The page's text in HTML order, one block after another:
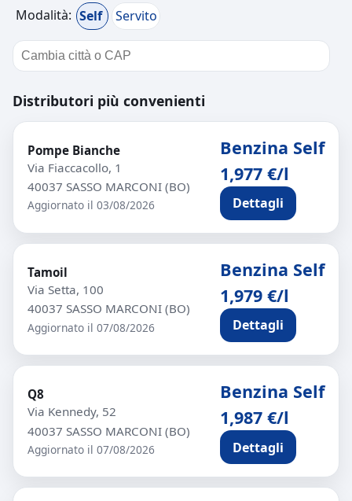
Modalità: Self Servito
Distributori più convenienti
Pompe Bianche
Via Fiaccacollo, 1
40037 SASSO MARCONI (BO)
Aggiornato il 03/08/2026
Benzina Self
1,977 €/l
Dettagli
Tamoil
Via Setta, 100
40037 SASSO MARCONI (BO)
Aggiornato il 07/08/2026
Benzina Self
1,979 €/l
Dettagli
Q8
Via Kennedy, 52
40037 SASSO MARCONI (BO)
Aggiornato il 07/08/2026
Benzina Self
1,987 €/l
Dettagli